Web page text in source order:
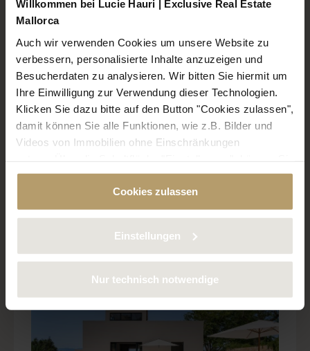
Willkommen bei Lucie Hauri | Exclusive Real Estate
Mallorca
Auch wir verwenden Cookies um unsere Website zu
verbessern, personalisierte Inhalte anzuzeigen und
Besucherdaten zu analysieren. Wir bitten Sie hiermit um
Ihre Einwilligung zur Verwendung dieser Technologien.
Klicken Sie dazu bitte auf den Button "Cookies zulassen",
damit können Sie alle Funktionen, wie z.B. Bilder und
Videos von Immobilien ohne Einschränkungen
bestimmte Cookies und Technologien gezielt
deaktivieren. Weitere Informationen über die von uns
verwendeten Cookies finden Sie in unserer
Cookies zulassen
Einstellungen
Nur technisch notwendige
Referenz: 8100
Region: Cala Figuera
Penthousewohnung
Ruhe und grenzenloser Blick: Drei
Gebäude auf einer Hügelkuppe bei
Montuïri